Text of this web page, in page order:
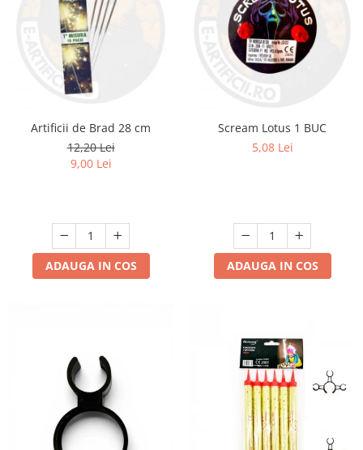
Artificii de Brad 28 cm
12,20 Lei
9,00 Lei
ADAUGA IN COS
Scream Lotus 1 BUC
5,08 Lei
ADAUGA IN COS